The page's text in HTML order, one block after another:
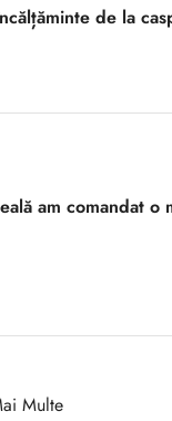
de la
am comandat o
Multe